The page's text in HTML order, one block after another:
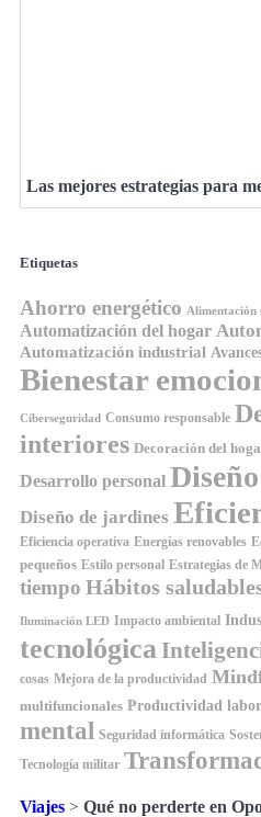
Las mejores estrategias para
Etiquetas
Ahorro energético Alimentación
Automatización del hogar
Automatización industrial
Bienestar
Ciberseguridad Consumo responsable
interiores Decoración del
Desarrollo personal
Diseño de jardines
Eficiencia operativa Energías renovables
pequeños Estilo personal Estrategias de
tiempo Hábitos
Iluminación LED Impacto ambiental
tecnológica
cosas Mejora de la productividad
multifuncionales Productividad
mental Seguridad informática
Tecnología militar
Viajes > Qué no perderte en